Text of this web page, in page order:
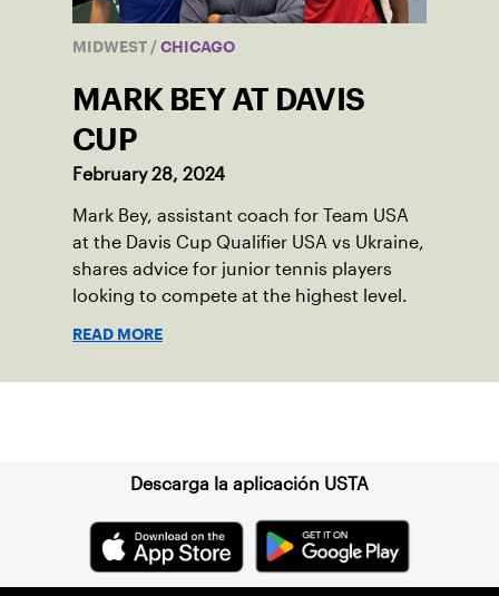
MIDWEST / CHICAGO
MARK BEY AT DAVIS
CUP
February 28, 2024
Mark Bey, assistant coach for Team USA
at the Davis Cup Qualifier USA vs Ukraine,
shares advice for junior tennis players
looking to compete at the highest level.
READ MORE
Descarga la aplicación USTA